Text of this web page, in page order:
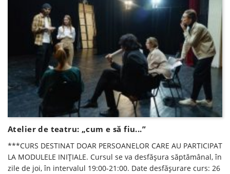
Atelier de teatru: „cum e să fiu...”
***CURS DESTINAT DOAR PERSOANELOR CARE AU PARTICIPAT
LA MODULELE INIȚIALE. Cursul se va desfăşura săptămânal, în
zile de joi, în intervalul 19:00-21:00. Date desfăşurare curs: 26